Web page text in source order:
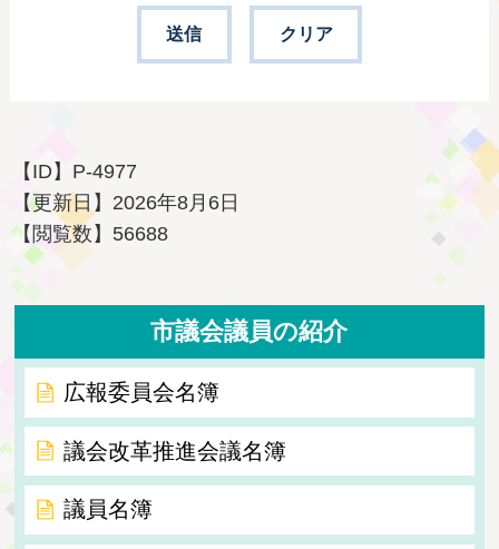
【ID】 P-4977
【更新日】 2026年8月6日
【閲覧数】 56688
市議会議員の紹介
広報委員会名簿
議会改革推進会議名簿
議員名簿